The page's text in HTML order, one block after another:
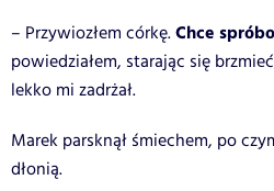
– Przywiozłem córkę.Chce
powiedziałem, starając się
lekko mi zadrżał.
Marek parsknął śmiechem, po
dłonią.